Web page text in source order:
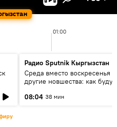
01:00
Радио Sputnik Кыргызстан
Среда вместо воскресенья и
другие новшества: как будут
08:04 38 мин